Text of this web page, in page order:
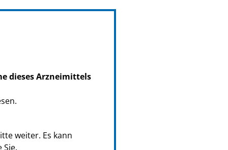
dieses Arzneimittels
weiter. Es kann
Sie.